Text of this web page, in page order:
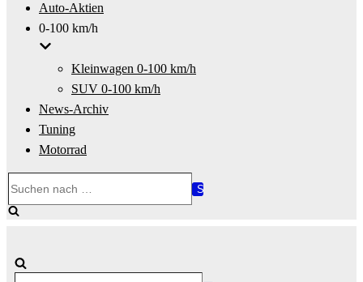
Auto-Aktien
0-100 km/h
Kleinwagen 0-100 km/h
SUV 0-100 km/h
News-Archiv
Tuning
Motorrad
nach …